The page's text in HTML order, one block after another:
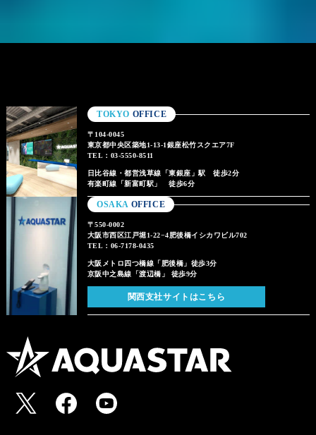
TOKYO OFFICE
〒104-0045
東京都中央区築地1-13-1銀座松竹スクエア7F
TEL：03-5550-8511
日比谷線・都営浅草線「東銀座」駅 徒歩2分
有楽町線「新富町駅」 徒歩6分
OSAKA OFFICE
〒550-0002
大阪市西区江戸堀1-22−4肥後橋イシカワビル702
TEL：06-7178-0435
大阪メトロ四つ橋線「肥後橋」徒歩3分
京阪中之島線「渡辺橋」 徒歩9分
関西支社サイトはこちら